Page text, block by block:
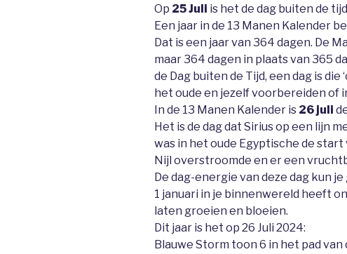
Op 25 Juli is het de dag buiten de
Een jaar in de 13 Manen Kalender
Dat is een jaar van 364 dagen. De
maar 364 dagen in plaats van 365
de Dag buiten de Tijd, een dag is die
het oude en jezelf voorbereiden
In de 13 Manen Kalender is 26 juli
Het is de dag dat Sirius op een lijn
was in het oude Egyptische de start
Nijl overstroomde en er een
De dag-energie van deze dag kun
1 januari in je binnenwereld heeft
laten groeien en bloeien.
Dit jaar is het op 26 Juli 2024:
Blauwe Storm toon 6 in het pad